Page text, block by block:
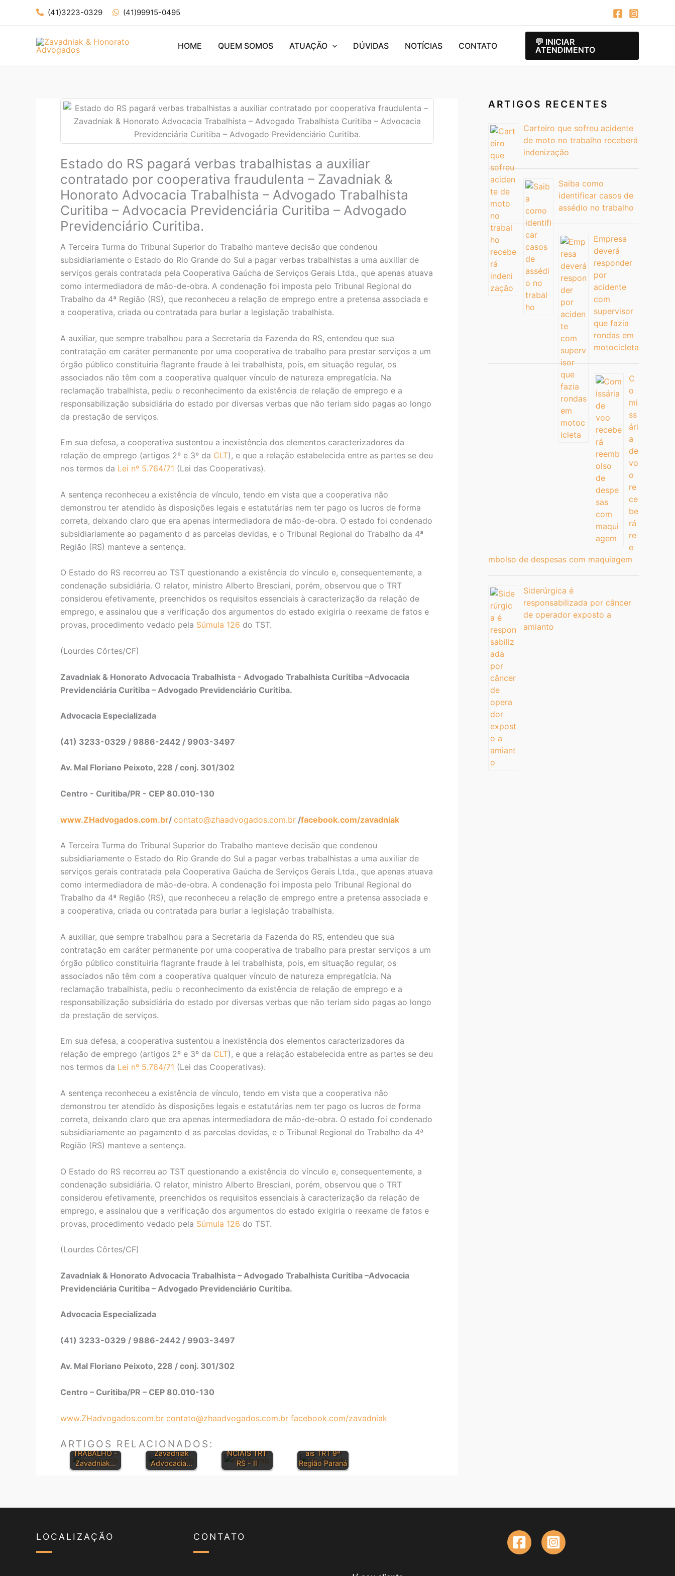
(41)3223-0329 (41)99915-0495
HOME QUEM SOMOS ATUAÇÃO DÚVIDAS NOTÍCIAS CONTATO
💬 INICIAR
ATENDIMENTO
Estado do RS pagará verbas trabalhistas a auxiliar
contratado por cooperativa fraudulenta – Zavadniak &
Honorato Advocacia Trabalhista – Advogado Trabalhista
Curitiba – Advocacia Previdenciária Curitiba – Advogado
Previdenciário Curitiba.
A Terceira Turma do Tribunal Superior do Trabalho manteve decisão que condenou
subsidiariamente o Estado do Rio Grande do Sul a pagar verbas trabalhistas a uma auxiliar de
serviços gerais contratada pela Cooperativa Gaúcha de Serviços Gerais Ltda., que apenas atuava
como intermediadora de mão-de-obra. A condenação foi imposta pelo Tribunal Regional do
Trabalho da 4ª Região (RS), que reconheceu a relação de emprego entre a pretensa associada e
a cooperativa, criada ou contratada para burlar a legislação trabalhista.
A auxiliar, que sempre trabalhou para a Secretaria da Fazenda do RS, entendeu que sua
contratação em caráter permanente por uma cooperativa de trabalho para prestar serviços a um
órgão público constituiria flagrante fraude à lei trabalhista, pois, em situação regular, os
associados não têm com a cooperativa qualquer vínculo de natureza empregatícia. Na
reclamação trabalhista, pediu o reconhecimento da existência de relação de emprego e a
responsabilização subsidiária do estado por diversas verbas que não teriam sido pagas ao longo
da prestação de serviços.
Em sua defesa, a cooperativa sustentou a inexistência dos elementos caracterizadores da
relação de emprego (artigos 2º e 3º da CLT), e que a relação estabelecida entre as partes se deu
nos termos da Lei nº 5.764/71 (Lei das Cooperativas).
A sentença reconheceu a existência de vínculo, tendo em vista que a cooperativa não
demonstrou ter atendido às disposições legais e estatutárias nem ter pago os lucros de forma
correta, deixando claro que era apenas intermediadora de mão-de-obra. O estado foi condenado
subsidiariamente ao pagamento d as parcelas devidas, e o Tribunal Regional do Trabalho da 4ª
Região (RS) manteve a sentença.
O Estado do RS recorreu ao TST questionando a existência do vínculo e, consequentemente, a
condenação subsidiária. O relator, ministro Alberto Bresciani, porém, observou que o TRT
considerou efetivamente, preenchidos os requisitos essenciais à caracterização da relação de
emprego, e assinalou que a verificação dos argumentos do estado exigiria o reexame de fatos e
provas, procedimento vedado pela Súmula 126 do TST.
(Lourdes Côrtes/CF)
Zavadniak & Honorato Advocacia Trabalhista - Advogado Trabalhista Curitiba –Advocacia
Previdenciária Curitiba – Advogado Previdenciário Curitiba.
Advocacia Especializada
(41) 3233-0329 / 9886-2442 / 9903-3497
Av. Mal Floriano Peixoto, 228 / conj. 301/302
Centro - Curitiba/PR - CEP 80.010-130
www.ZHadvogados.com.br/ contato@zhaadvogados.com.br /facebook.com/zavadniak
A Terceira Turma do Tribunal Superior do Trabalho manteve decisão que condenou
subsidiariamente o Estado do Rio Grande do Sul a pagar verbas trabalhistas a uma auxiliar de
serviços gerais contratada pela Cooperativa Gaúcha de Serviços Gerais Ltda., que apenas atuava
como intermediadora de mão-de-obra. A condenação foi imposta pelo Tribunal Regional do
Trabalho da 4ª Região (RS), que reconheceu a relação de emprego entre a pretensa associada e
a cooperativa, criada ou contratada para burlar a legislação trabalhista.
A auxiliar, que sempre trabalhou para a Secretaria da Fazenda do RS, entendeu que sua
contratação em caráter permanente por uma cooperativa de trabalho para prestar serviços a um
órgão público constituiria flagrante fraude à lei trabalhista, pois, em situação regular, os
associados não têm com a cooperativa qualquer vínculo de natureza empregatícia. Na
reclamação trabalhista, pediu o reconhecimento da existência de relação de emprego e a
responsabilização subsidiária do estado por diversas verbas que não teriam sido pagas ao longo
da prestação de serviços.
Em sua defesa, a cooperativa sustentou a inexistência dos elementos caracterizadores da
relação de emprego (artigos 2º e 3º da CLT), e que a relação estabelecida entre as partes se deu
nos termos da Lei nº 5.764/71 (Lei das Cooperativas).
A sentença reconheceu a existência de vínculo, tendo em vista que a cooperativa não
demonstrou ter atendido às disposições legais e estatutárias nem ter pago os lucros de forma
correta, deixando claro que era apenas intermediadora de mão-de-obra. O estado foi condenado
subsidiariamente ao pagamento d as parcelas devidas, e o Tribunal Regional do Trabalho da 4ª
Região (RS) manteve a sentença.
O Estado do RS recorreu ao TST questionando a existência do vínculo e, consequentemente, a
condenação subsidiária. O relator, ministro Alberto Bresciani, porém, observou que o TRT
considerou efetivamente, preenchidos os requisitos essenciais à caracterização da relação de
emprego, e assinalou que a verificação dos argumentos do estado exigiria o reexame de fatos e
provas, procedimento vedado pela Súmula 126 do TST.
(Lourdes Côrtes/CF)
Zavadniak & Honorato Advocacia Trabalhista – Advogado Trabalhista Curitiba –Advocacia
Previdenciária Curitiba – Advogado Previdenciário Curitiba.
Advocacia Especializada
(41) 3233-0329 / 9886-2442 / 9903-3497
Av. Mal Floriano Peixoto, 228 / conj. 301/302
Centro – Curitiba/PR – CEP 80.010-130
www.ZHadvogados.com.br contato@zhaadvogados.com.br facebook.com/zavadniak
ARTIGOS RELACIONADOS:
CONSOLIDAÇ
DO
TRABALHO -
Zavadniak…
LEIS
AS -
Zavadniak
Advocacia…
OREINTAÇÕE
NCIAIS TRT
RS - II
ais TRT 9ª
Região Paraná
ARTIGOS RECENTES
Carteiro que sofreu acidente
de moto no trabalho receberá
indenização
Saiba como
identificar casos de
assédio no trabalho
Empresa
deverá
responder
por
acidente
com
supervisor
que fazia
rondas em
motocicleta
C
o
mi
ss
ári
a
de
vo
o
re
ce
be
rá
re
e
mbolso de despesas com maquiagem
Siderúrgica é
responsabilizada por câncer
de operador exposto a
amianto
LOCALIZAÇÃO CONTATO